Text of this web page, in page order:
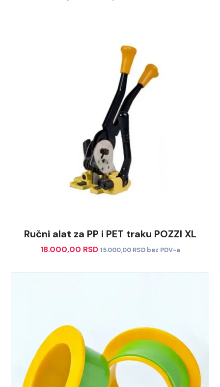
Ručni alat za PP i PET traku POZZI XL
18.000,00 RSD 15.000,00 RSDbez PDV-a